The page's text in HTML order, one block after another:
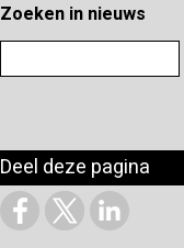
Zoeken in nieuws
Deel deze pagina